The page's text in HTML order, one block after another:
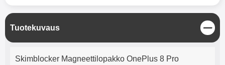
mha Kuunteluaika: noin 4 tuntia
Input: AC100-240V 50/60Hz 0.8A
Max Output: USB: DC5V/3.0A
(15W) 9V/2.0A (18W) 12V/1.5
(18W) Type-C: 5V/3A (PD15W)
9V/2.22A (PD20W)
5V/3A Max Maximum output:
Tuotekuvaus
S
u
l
Tuotekuvaus
Skimblocker Magneettilopakko OnePlus 8 Pro